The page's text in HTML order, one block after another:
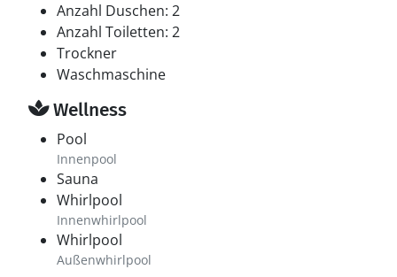
Anzahl Duschen: 2
Anzahl Toiletten: 2
Trockner
Waschmaschine
Wellness
Pool
Innenpool
Sauna
Whirlpool
Innenwhirlpool
Whirlpool
Außenwhirlpool